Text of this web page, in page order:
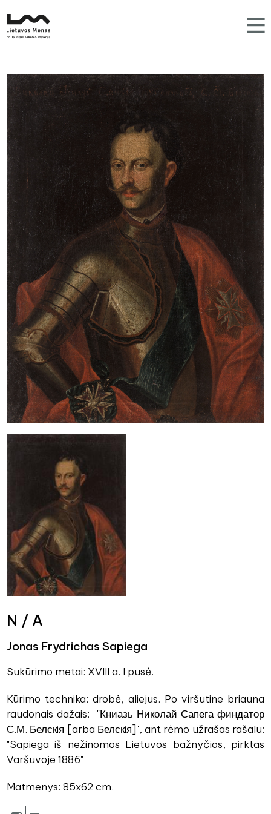
N / A
Jonas Frydrichas Sapiega
Sukūrimo metai: XVIII a. I pusė.
Kūrimo technika: drobė, aliejus. Po viršutine briauna
raudonais dažais: "Книазь Николай Сапега финдатор
С.М. Белскiя [arba Белскiя]", ant rėmo užrašas rašalu:
"Sapiega iš nežinomos Lietuvos bažnyčios, pirktas
Varšuvoje 1886"
Matmenys: 85x62 cm.